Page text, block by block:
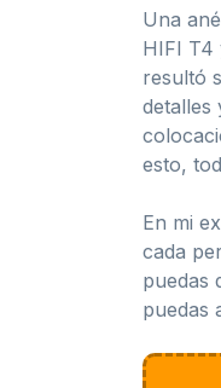
Una
HIFI T4
resultó
detalles
esto,
En mi
cada
puedas
puedas